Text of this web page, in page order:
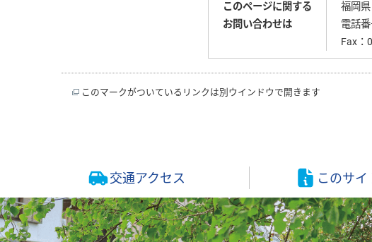
このページに関する
お問い合わせは
福岡
電話
Fax：
このマークがついているリンクは別ウインドウで開きます
交通アクセス このサイ